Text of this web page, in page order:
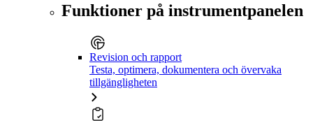
Funktioner på instrumentpanelen
Revision och rapport
Testa, optimera, dokumentera och övervaka
tillgängligheten